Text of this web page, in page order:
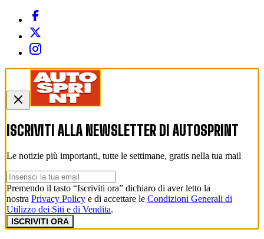
ISCRIVITI ALLA NEWSLETTER DI AUTOSPRINT
Le notizie più importanti, tutte le settimane, gratis nella tua mail
Premendo il tasto “Iscriviti ora” dichiaro di aver letto la
nostra Privacy Policy e di accettare le Condizioni Generali di
Utilizzo dei Siti e di Vendita.
ISCRIVITI ORA